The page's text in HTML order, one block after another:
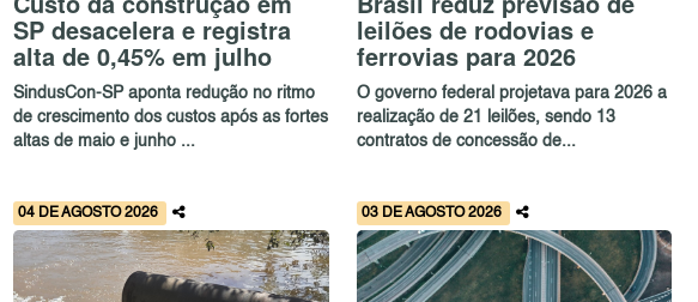
SP desacelera e registra
alta de 0,45% em julho
SindusCon-SP aponta redução no ritmo
de crescimento dos custos após as fortes
altas de maio e junho ...
leilões de rodovias e
ferrovias para 2026
O governo federal projetava para 2026 a
realização de 21 leilões, sendo 13
contratos de concessão de...
04 DE AGOSTO 2026 03 DE AGOSTO 2026